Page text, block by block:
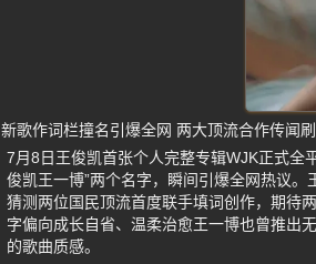
新歌作词栏撞名引爆全网 两大顶流合作传闻
7月8日王俊凯首张个人完整专辑WJK正式全
俊凯王一博”两个名字，瞬间引爆全网热议
猜测两位国民顶流首度联手填词创作，期待
字偏向成长自省、温柔治愈王一博也曾推出
的歌曲质感。